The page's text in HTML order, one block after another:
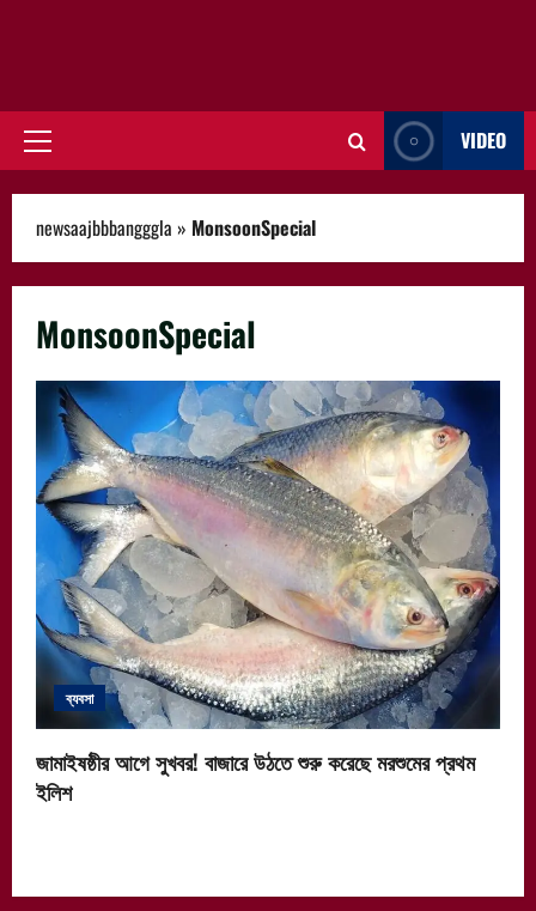
Primary
VIDEO
newsaajbbbangggla » MonsoonSpecial
MonsoonSpecial
ব্যবসা
জামাইষষ্ঠীর আগে সুখবর! বাজারে উঠতে শুরু করেছে মরশুমের প্রথম
ইলিশ